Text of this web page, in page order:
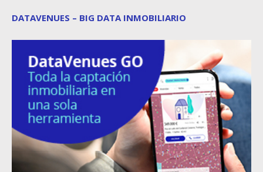
DATAVENUES – BIG DATA INMOBILIARIO